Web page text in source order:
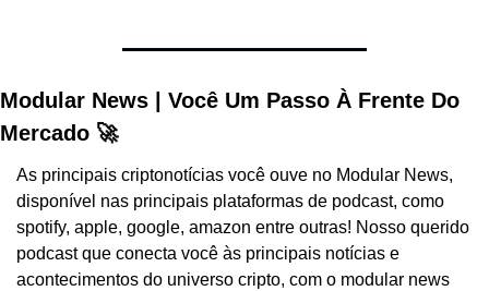
Modular News | Você Um Passo À Frente Do
Mercado 🚀
As principais criptonotícias você ouve no Modular News,
disponível nas principais plataformas de podcast, como
spotify, apple, google, amazon entre outras! Nosso querido
podcast que conecta você às principais notícias e
acontecimentos do universo cripto, com o modular news